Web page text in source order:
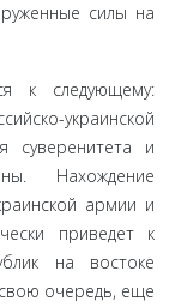
силы на
к следующе­му:
украинской
суверенитета и
Нахождение
армии и
приведет к
на востоке
очередь, еще